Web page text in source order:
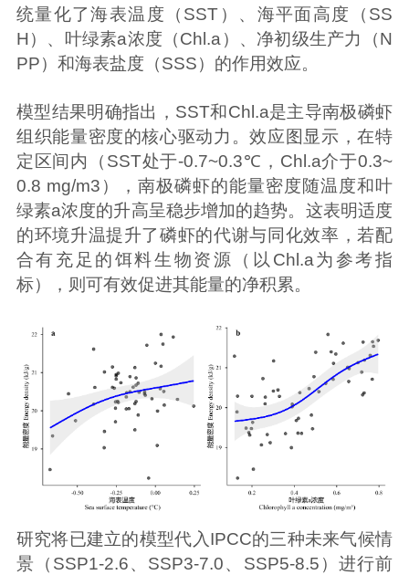
统量化了海表温度（SST）、海平面高度（SS
H）、叶绿素a浓度（Chl.a）、净初级生产力（N
PP）和海表盐度（SSS）的作用效应。
模型结果明确指出，SST和Chl.a是主导南极磷虾
组织能量密度的核心驱动力。效应图显示，在特
定区间内（SST处于-0.7~0.3℃，Chl.a介于0.3~
0.8 mg/m3），南极磷虾的能量密度随温度和叶
绿素a浓度的升高呈稳步增加的趋势。这表明适度
的环境升温提升了磷虾的代谢与同化效率，若配
合有充足的饵料生物资源（以Chl.a为参考指
标），则可有效促进其能量的净积累。
研究将已建立的模型代入IPCC的三种未来气候情
景（SSP1-2.6、SSP3-7.0、SSP5-8.5）进行前